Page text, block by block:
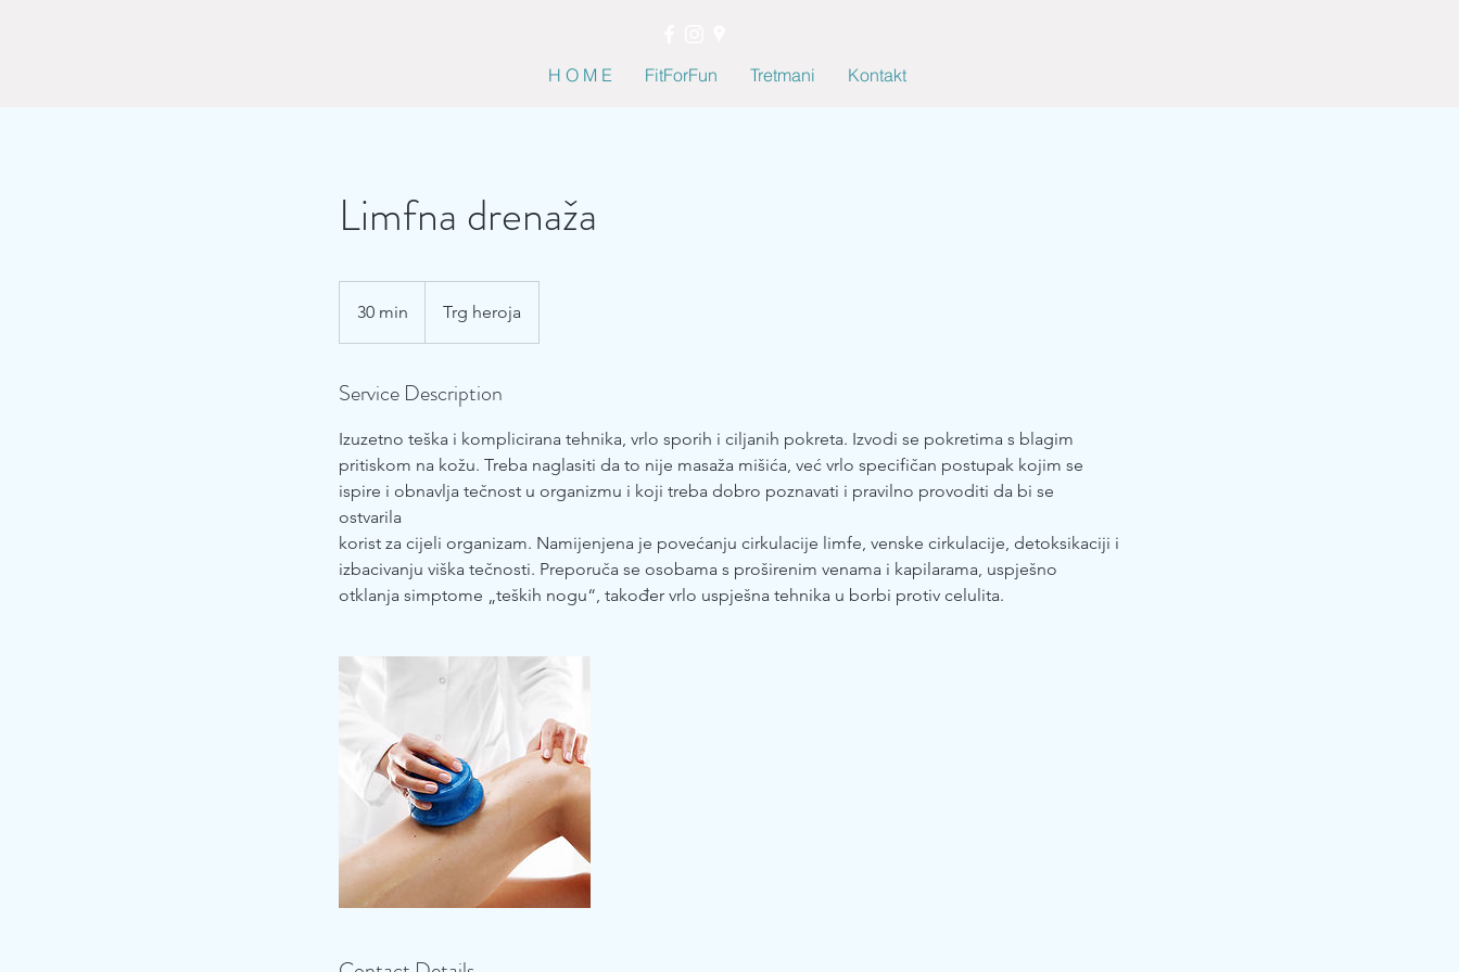
H O M E FitForFun Tretmani Kontakt
Limfna drenaža
30 min
0
i
Trg heroja
Service Description
Izuzetno teška i komplicirana tehnika, vrlo sporih i ciljanih pokreta. Izvodi se pokretima s blagim
pritiskom na kožu. Treba naglasiti da to nije masaža mišića, već vrlo specifičan postupak kojim se
ispire i obnavlja tečnost u organizmu i koji treba dobro poznavati i pravilno provoditi da bi se
ostvarila
korist za cijeli organizam. Namijenjena je povećanju cirkulacije limfe, venske cirkulacije, detoksikaciji i
izbacivanju viška tečnosti. Preporuča se osobama s proširenim venama i kapilarama, uspješno
otklanja simptome „teških nogu“, također vrlo uspješna tehnika u borbi protiv celulita.